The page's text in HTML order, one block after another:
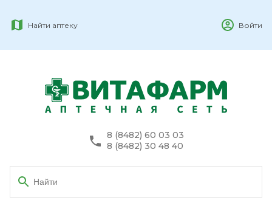
Найти аптеку Войти
8 (8482) 60 03 03
8 (8482) 30 48 40